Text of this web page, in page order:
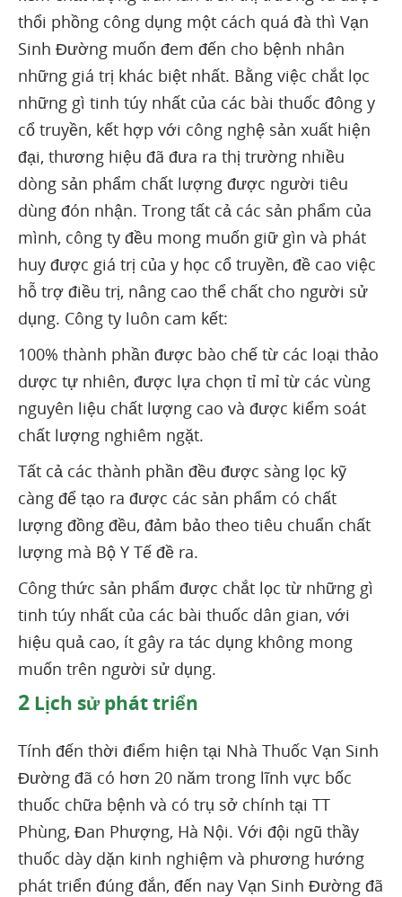
thổi phồng công dụng một cách quá đà thì Vạn
Sinh Đường muốn đem đến cho bệnh nhân
những giá trị khác biệt nhất. Bằng việc chắt lọc
những gì tinh túy nhất của các bài thuốc đông y
cổ truyền, kết hợp với công nghệ sản xuất hiện
đại, thương hiệu đã đưa ra thị trường nhiều
dòng sản phẩm chất lượng được người tiêu
dùng đón nhận. Trong tất cả các sản phẩm của
mình, công ty đều mong muốn giữ gìn và phát
huy được giá trị của y học cổ truyền, đề cao việc
hỗ trợ điều trị, nâng cao thể chất cho người sử
dụng. Công ty luôn cam kết:
100% thành phần được bào chế từ các loại thảo
dược tự nhiên, được lựa chọn tỉ mỉ từ các vùng
nguyên liệu chất lượng cao và được kiểm soát
chất lượng nghiêm ngặt.
Tất cả các thành phần đều được sàng lọc kỹ
càng để tạo ra được các sản phẩm có chất
lượng đồng đều, đảm bảo theo tiêu chuẩn chất
lượng mà Bộ Y Tế đề ra.
Công thức sản phẩm được chắt lọc từ những gì
tinh túy nhất của các bài thuốc dân gian, với
hiệu quả cao, ít gây ra tác dụng không mong
muốn trên người sử dụng.
2 Lịch sử phát triển
Tính đến thời điểm hiện tại Nhà Thuốc Vạn Sinh
Đường đã có hơn 20 năm trong lĩnh vực bốc
thuốc chữa bệnh và có trụ sở chính tại TT
Phùng, Đan Phượng, Hà Nội. Với đội ngũ thầy
thuốc dày dặn kinh nghiệm và phương hướng
phát triển đúng đắn, đến nay Vạn Sinh Đường đã